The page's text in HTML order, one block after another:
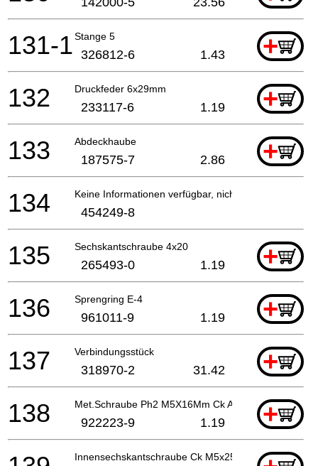
Stange 5 +
131-1 326812-6 1.43
Druckfeder 6x29mm +
132 233117-6 1.19
Abdeckhaube +
133 187575-7 2.86
Keine Informationen verfügbar, nicht bestellbar
134 454249-8
Sechskantschraube 4x20 +
135 265493-0 1.19
Sprengring E-4 +
136 961011-9 1.19
Verbindungsstück +
137 318970-2 31.42
Met.Schraube Ph2 M5X16Mm Ck A +
138 922223-9 1.19
Innensechskantschraube Ck M5x25mm